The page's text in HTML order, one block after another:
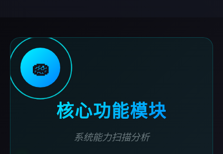
🧽
核心功能模块
系统能力扫描分析